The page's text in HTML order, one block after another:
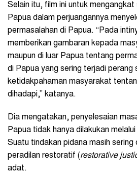
Selain itu, film ini untuk
Papua dalam perjuangannya
permasalahan di Papua. “Pada
memberikan gambaran kepada
maupun di luar Papua tentang
di Papua yang sering terjadi perang
ketidakpahaman masyarakat
dihadapi,” katanya.
Dia mengatakan, penyelesaian
Papua tidak hanya dilakukan
Suatu tindakan pidana masih sering
peradilan restoratif (restorative
adat.